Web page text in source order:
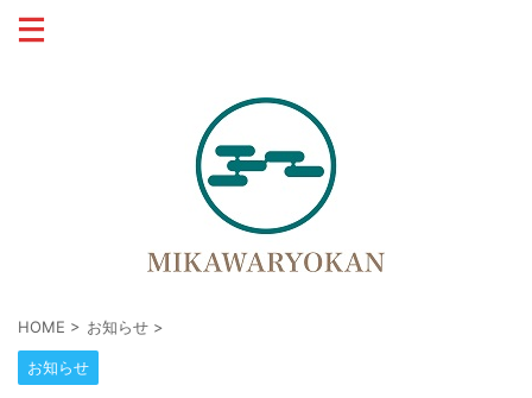
HOME > お知らせ >
お知らせ